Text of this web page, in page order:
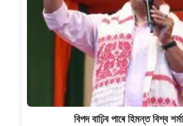
বিপদ বাঢ়িব পাৰে হিমন্ত বিশ্ব